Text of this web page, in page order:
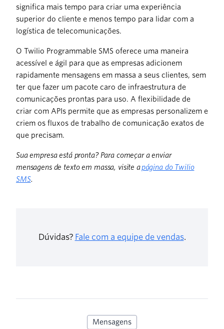
significa mais tempo para criar uma experiência
superior do cliente e menos tempo para lidar com a
logística de telecomunicações.
O Twilio Programmable SMS oferece uma maneira
acessível e ágil para que as empresas adicionem
rapidamente mensagens em massa a seus clientes, sem
ter que fazer um pacote caro de infraestrutura de
comunicações prontas para uso. A flexibilidade de
criar com APIs permite que as empresas personalizem e
criem os fluxos de trabalho de comunicação exatos de
que precisam.
Sua empresa está pronta? Para começar a enviar
mensagens de texto em massa, visite apágina do Twilio
SMS.
Dúvidas? Fale com a equipe de vendas.
Mensagens